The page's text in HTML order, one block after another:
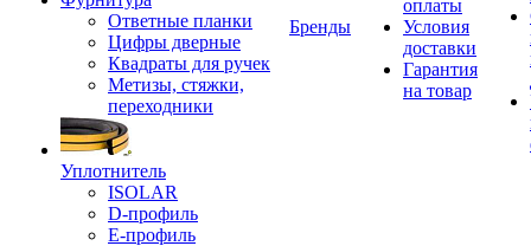
Ответные планки
Цифры дверные
Квадраты для ручек
Метизы, стяжки,
переходники
Уплотнитель
ISOLAR
D-профиль
Е-профиль
Бренды
оплаты
Условия
доставки
Гарантия
на товар